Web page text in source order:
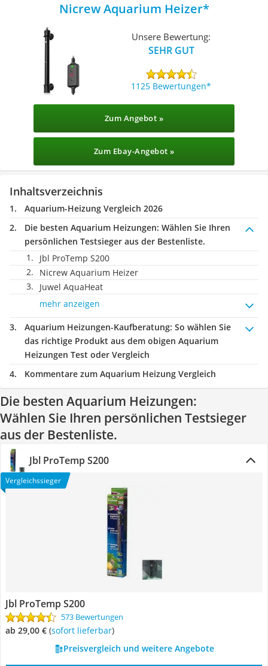
Nicrew Aquarium Heizer
Unsere Bewertung:
SEHR GUT
1125 Bewertungen
Zum Angebot »
Zum Ebay-Angebot »
Inhaltsverzeichnis
Aquarium-Heizung Vergleich 2026
Die besten Aquarium Heizungen: Wählen Sie Ihren
persönlichen Testsieger aus der Bestenliste.
Jbl ProTemp S200
Nicrew Aquarium Heizer
Juwel AquaHeat
mehr anzeigen
Aquarium Heizungen-Kaufberatung: So wählen Sie
das richtige Produkt aus dem obigen Aquarium
Heizungen Test oder Vergleich
Kommentare zum Aquarium Heizung Vergleich
Die besten Aquarium Heizungen:
Wählen Sie Ihren persönlichen Testsieger
aus der Bestenliste.
Jbl ProTemp S200
Vergleichssieger
Jbl ProTemp S200
573 Bewertungen
ab 29,00 € ( Sofort lieferbar)
Preisvergleich und weitere Angebote